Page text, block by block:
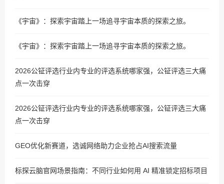
《宇宙》：探索宇宙踏上一场追寻宇宙本质的探索之旅。
《宇宙》：探索宇宙踏上一场追寻宇宙本质的探索之旅。
2026公钲评选行业内专业的评选系统哪家强，公钲评选三大痛
点一次击穿
2026公钲评选行业内专业的评选系统哪家强，公钲评选三大痛
点一次击穿
GEO优化新赛道，选诚网络助力企业抢占AI搜索流量
标探云脑官网场景指南：不同行业如何用 AI 精准锁定招标项目